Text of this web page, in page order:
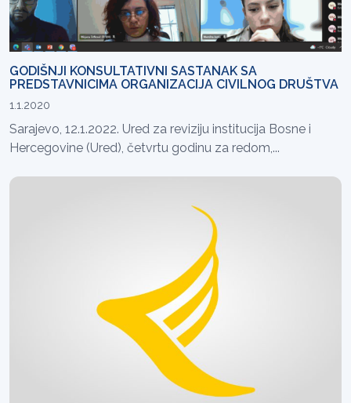
GODIŠNJI KONSULTATIVNI SASTANAK SA
PREDSTAVNICIMA ORGANIZACIJA CIVILNOG DRUŠTVA
1.1.2020
Sarajevo, 12.1.2022. Ured za reviziju institucija Bosne i
Hercegovine (Ured), četvrtu godinu za redom,...